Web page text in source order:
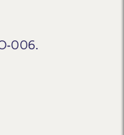
006.